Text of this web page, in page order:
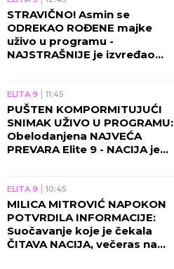
STRAVIČNO! Asmin se
ODREKAO ROĐENE majke
uživo u programu -
NAJSTRAŠNIJE je izvređao
ELITA 9 11:45
PUŠTEN KOMPORMITUJUĆI
SNIMAK UŽIVO U PROGRAMU:
Obelodanjena NAJVEĆA
PREVARA Elite 9 - NACIJA je
ELITA 9 10:45
MILICA MITROVIĆ NAPOKON
POTVRDILA INFORMACIJE:
Suočavanje koje je čekala
ČITAVA NACIJA, večeras na